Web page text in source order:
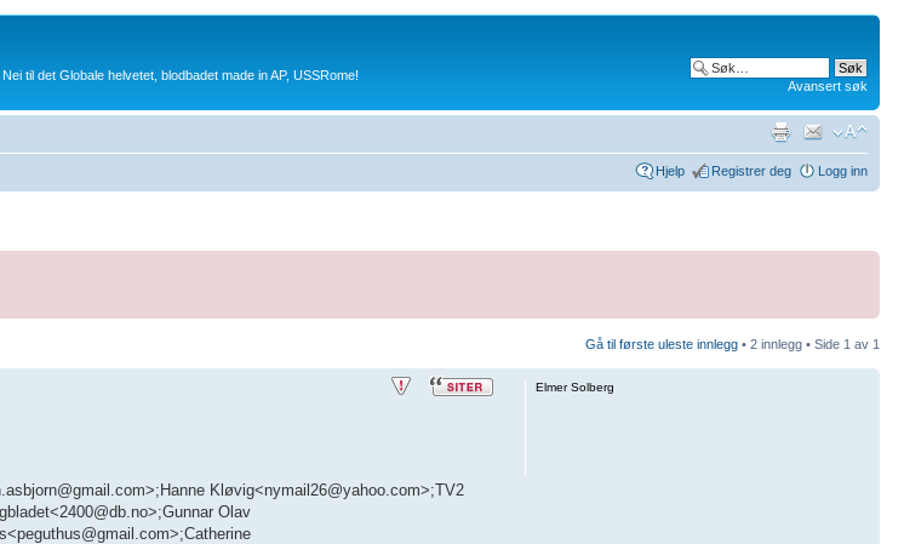
til det Globale helvetet, blodbadet made in AP, USSRome!
Avansert søk
Hjelp Registrer deg Logg inn
Gå til første uleste innlegg • 2 innlegg • Side 1 av 1
Kløvig<nymail26@yahoo.com>;TV2
Olav
Elmer Solberg